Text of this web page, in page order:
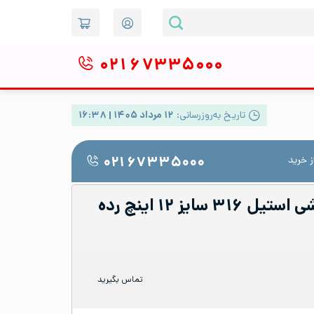
۰۲۱ ۶۷۳۳۵۰۰۰
تاریخ به‌روزرسانی: ۱۲ مرداد ۱۴۰۵ | ۱۶:۳۸
خرید ۰۲۱ ۶۷۳۳۵۰۰۰
کپ یا درپوش جوشی استیل ۳۱۶ سایز ۱۲ اینچ رده
تماس بگیرید